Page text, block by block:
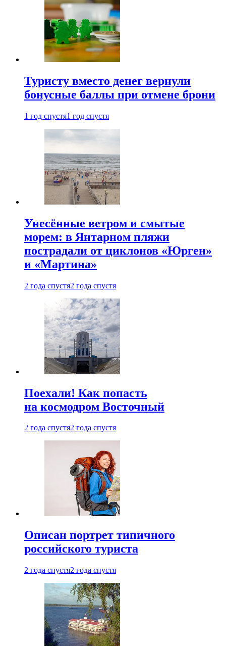
Туристу вместо денег вернули
бонусные баллы при отмене брони
1 год спустя1 год спустя
Унесённые ветром и смытые
морем: в Янтарном пляжи
пострадали от циклонов «Юрген»
и «Мартина»
2 года спустя2 года спустя
Поехали! Как попасть
на космодром Восточный
2 года спустя2 года спустя
Описан портрет типичного
российского туриста
2 года спустя2 года спустя